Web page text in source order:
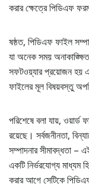
করার ক্ষেত্রে পিডিএফ
ষষ্ঠত, পিডিএফ ফাইল
যা অনেক সময়
সফটওয়্যার প্রয়োজন হয়
ফাইলের মূল বিষয়বস্তু
পরিশেষে বলা যায়,
রয়েছে। সর্বজনীনতা,
সম্পাদনার সীমাবদ্ধতা –
একটি নির্ভরযোগ্য মাধ্যম
করার আগে সেটিকে